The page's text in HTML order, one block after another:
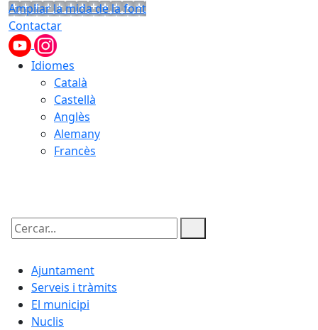
Ampliar la mida de la font
Contactar
Idiomes
Català
Castellà
Anglès
Alemany
Francès
Cercar:
Ajuntament
Serveis i tràmits
El municipi
Nuclis